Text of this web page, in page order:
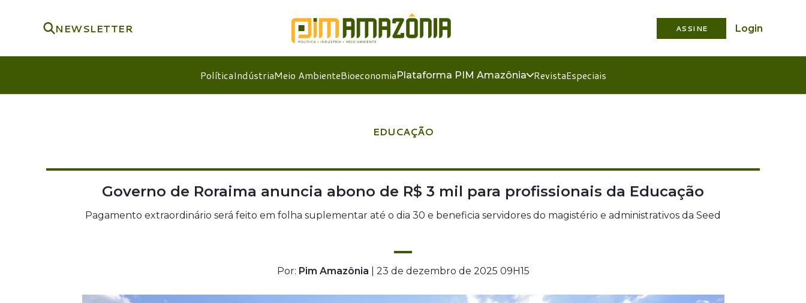
NEWSLETTER ASSINE Login
PolíticaIndústriaMeio AmbienteBioeconomiaPlataforma PIM Amazônia RevistaEspeciais
EDUCAÇÃO
Governo de Roraima anuncia abono de R$ 3 mil para profissionais da Educação
Pagamento extraordinário será feito em folha suplementar até o dia 30 e beneficia servidores do magistério e administrativos da Seed
Por: Pim Amazônia | 23 de dezembro de 2025 09H15